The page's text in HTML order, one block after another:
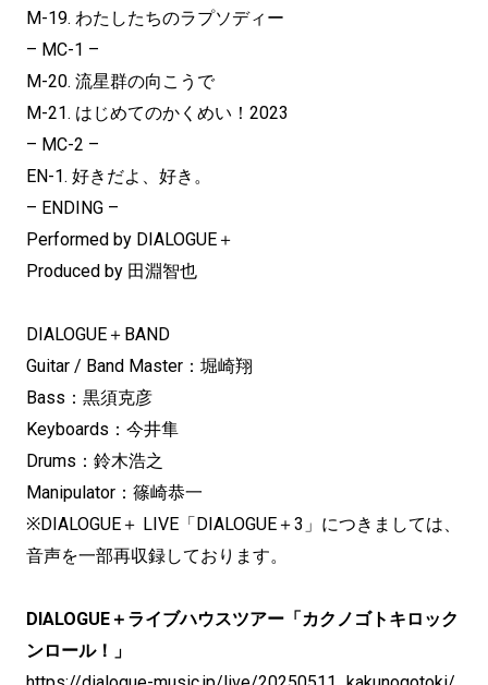
M-19. わたしたちのラプソディー
– MC-1 –
M-20. 流星群の向こうで
M-21. はじめてのかくめい！2023
– MC-2 –
EN-1. 好きだよ、好き。
– ENDING –
Performed by DIALOGUE＋
Produced by 田淵智也
DIALOGUE＋BAND
Guitar / Band Master：堀崎翔
Bass：黒須克彦
Keyboards：今井隼
Drums：鈴木浩之
Manipulator：篠崎恭一
※DIALOGUE＋ LIVE「DIALOGUE＋3」につきましては、
音声を一部再収録しております。
DIALOGUE＋ライブハウスツアー「カクノゴトキロック
ンロール！」